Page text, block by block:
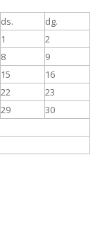
ds. dg.
1
2
8
9
15
16
22
23
29
30